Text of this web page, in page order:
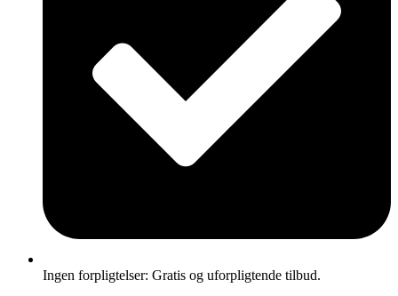
Ingen forpligtelser: Gratis og uforpligtende tilbud.